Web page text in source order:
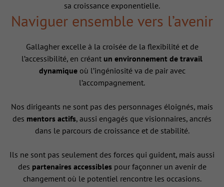
sa croissance exponentielle.
Naviguer ensemble vers l’avenir
Gallagher excelle à la croisée de la flexibilité et de
l’accessibilité, en créant un environnement de travail
dynamique où l’ingéniosité va de pair avec
l’accompagnement.
Nos dirigeants ne sont pas des personnages éloignés, mais
des mentors actifs, aussi engagés que visionnaires, ancrés
dans le parcours de croissance et de stabilité.
Ils ne sont pas seulement des forces qui guident, mais aussi
des partenaires accessiblespour façonner un avenir de
changement où le potentiel rencontre les occasions.